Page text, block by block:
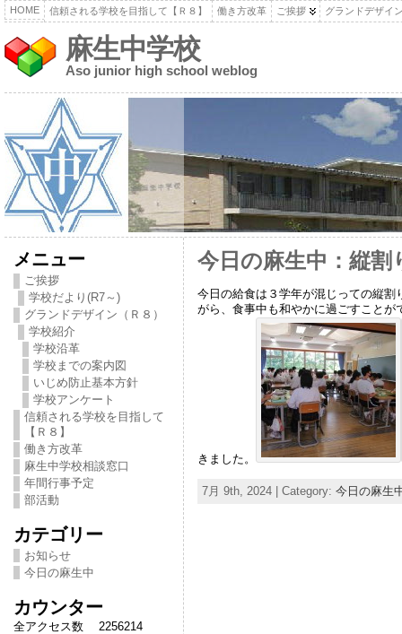
HOME 信頼される学校を目指して【Ｒ８】 働き方改革 ご挨拶 グランドデザイ
麻生中学校
Aso junior high school weblog
メニュー
ご挨拶
学校だより(R7～)
グランドデザイン（Ｒ８）
学校紹介
学校沿革
学校までの案内図
いじめ防止基本方針
学校アンケート
信頼される学校を目指して
【Ｒ８】
働き方改革
麻生中学校相談窓口
年間行事予定
部活動
カテゴリー
お知らせ
今日の麻生中
カウンター
全アクセス数 2256214
今日の麻生中：縦割
今日の給食は３学年が混じっての縦
がら、食事中も和やかに過ごすこと
きました。
7月 9th, 2024 | Category: 今日の麻生